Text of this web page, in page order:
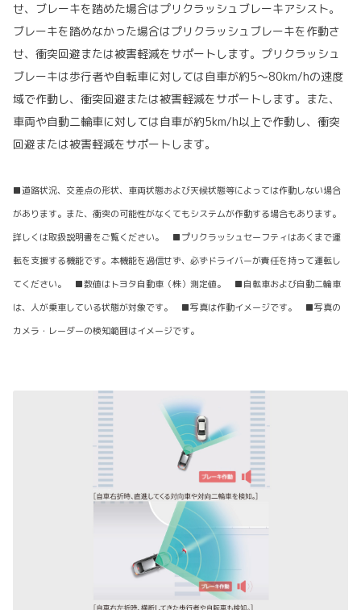
せ、ブレーキを踏めた場合はプリクラッシュブレーキアシスト。
ブレーキを踏めなかった場合はプリクラッシュブレーキを作動さ
せ、衝突回避または被害軽減をサポートします。プリクラッシュ
ブレーキは歩行者や自転車に対しては自車が約5〜80km/hの速度
域で作動し、衝突回避または被害軽減をサポートします。また、
車両や自動二輪車に対しては自車が約5km/h以上で作動し、衝突
回避または被害軽減をサポートします。
■道路状況、交差点の形状、車両状態および天候状態等によっては作動しない場合
があります。また、衝突の可能性がなくてもシステムが作動する場合もあります。
詳しくは取扱説明書をご覧ください。 ■プリクラッシュセーフティはあくまで運
転を支援する機能です。本機能を過信せず、必ずドライバーが責任を持って運転し
てください。 ■数値はトヨタ自動車（株）測定値。 ■自転車および自動二輪車
は、人が乗車している状態が対象です。 ■写真は作動イメージです。 ■写真の
カメラ・レーダーの検知範囲はイメージです。